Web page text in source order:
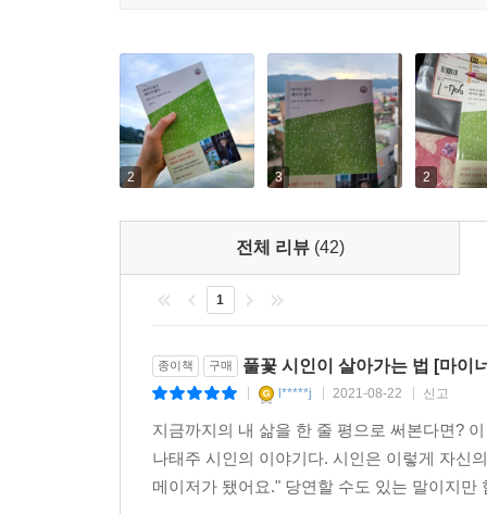
2 3 2
전체 리뷰 (42)
1
종이책 구매 풀꽃 시인이 살아가는 법 [마이
l*****j 2021-08-22 신고
지금까지의 내 삶을 한 줄 평으로 써본다면?
나태주 시인의 이야기다. 시인은 이렇게 자신
메이저가 됐어요." 당연할 수도 있는 말이지